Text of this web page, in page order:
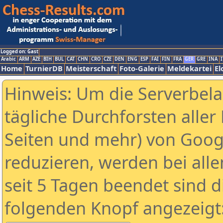
Logged on: Gast
Arabic ARM AZE BIH BUL CAT CHN CRO CZE DEN ENG ESP FAI FIN FRA GER GRE INA
Home TurnierDB Meisterschaft Foto-Galerie Meldekartei
Hinweis: Um die
tägliche Durchforsten aller
Seiten und mehr) von
reduzieren, werden bei
seit 5 Tagen beendet sind
folgenden Knopf